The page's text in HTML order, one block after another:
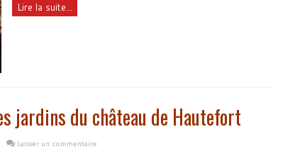
Lire la suite...
jardins du château de Hautefort
Laisser un commentaire